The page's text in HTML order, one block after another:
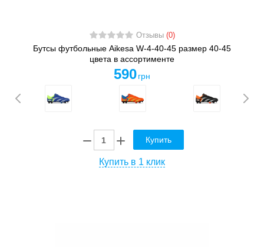
Отзывы (0)
Бутсы футбольные Aikesa W-4-40-45 размер 40-45
цвета в ассортименте
590 грн
Купить
Купить в 1 клик